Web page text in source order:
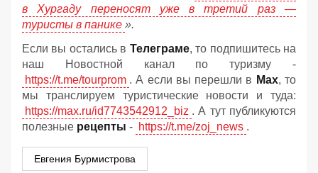
в Хургаду переносят уже в третий раз —
туристы в панике ».
Если вы остались в Телеграме, то подпишитесь на
наш Новостной канал по туризму -
https://t.me/tourprom . А если вы перешли в Мах, то
мы транслируем туристические новости и туда:
https://max.ru/id7743542912_biz . А тут публикуются
полезные рецепты - https://t.me/zoj_news .
Евгения Бурмистрова